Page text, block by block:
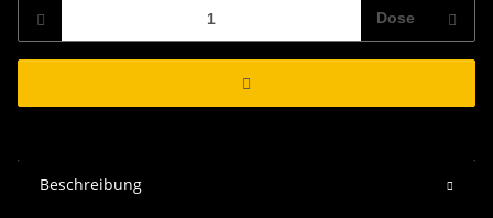
Dose
Beschreibung